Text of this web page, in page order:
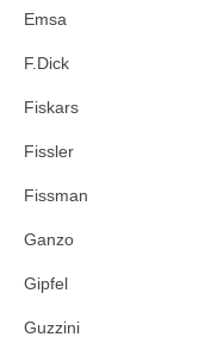
Emsa
F.Dick
Fiskars
Fissler
Fissman
Ganzo
Gipfel
Guzzini